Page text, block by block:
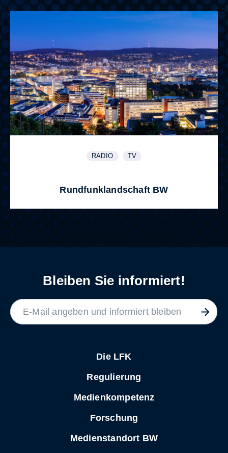
WEITERE INFORMATIONEN ZUM THEMA
RADIO
ANZEIGEN WEITERE INFORMATIONEN
TV
ANZEIGEN
Rundfunklandschaft BW
Bleiben Sie informiert!
Die LFK
Regulierung
Medienkompetenz
Forschung
Medienstandort BW